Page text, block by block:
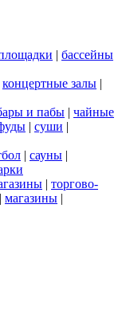
| бассейны
концертные залы |
и пабы | чайные
| суши |
| сауны |
| торгово-
| магазины |